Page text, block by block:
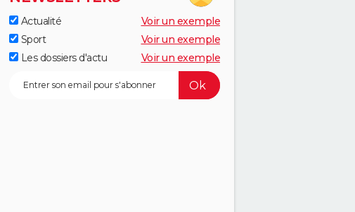
Actualité
Voir un exemple
Sport
Voir un exemple
Les dossiers d'actu
Voir un exemple